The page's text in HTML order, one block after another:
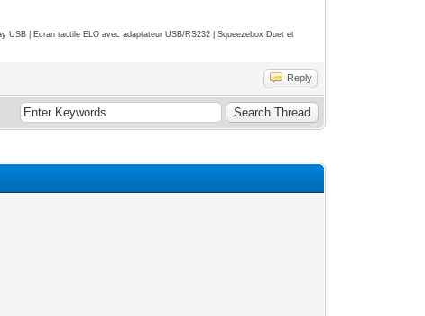
USB | Ecran tactile ELO avec adaptateur USB/RS232 | Squeezebox Duet et
Reply